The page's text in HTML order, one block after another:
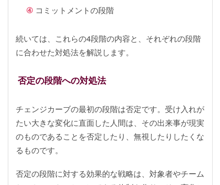
コミットメントの段階
続いては、これらの4段階の内容と、それぞれの段階
に合わせた対処法を解説します。
否定の段階への対処法
チェンジカーブの最初の段階は否定です。受け入れが
たい大きな変化に直面した人間は、その出来事が現実
のものであることを否定したり、無視したりしたくな
るものです。
否定の段階に対する効果的な戦略は、対象者やチーム